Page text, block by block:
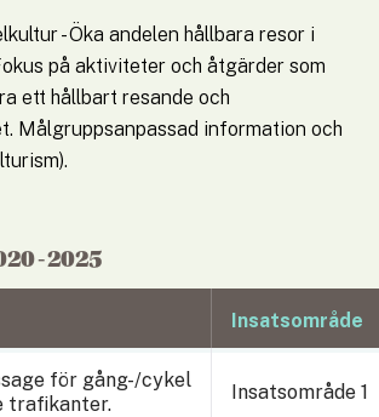
- Öka andelen hållbara resor i
på aktiviteter och åtgärder som
ett hållbart resande och
Målgruppsanpassad information och
- 2025
här
Insatsområde
för gång-/cykel
trafikanter.
Insatsområde 1